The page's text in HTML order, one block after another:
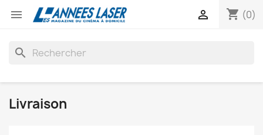
 shopping_cart (0)

search
Livraison